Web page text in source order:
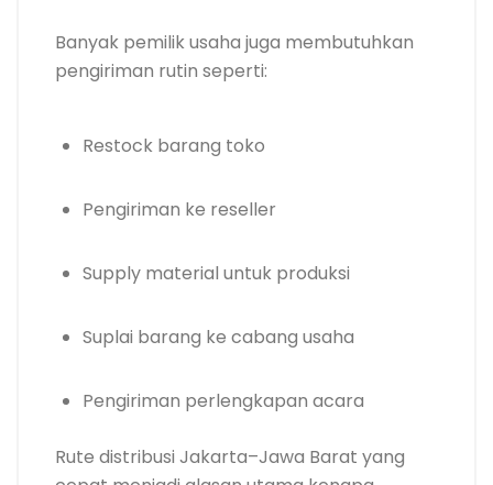
Banyak pemilik usaha juga membutuhkan
pengiriman rutin seperti:
Restock barang toko
Pengiriman ke reseller
Supply material untuk produksi
Suplai barang ke cabang usaha
Pengiriman perlengkapan acara
Rute distribusi Jakarta–Jawa Barat yang